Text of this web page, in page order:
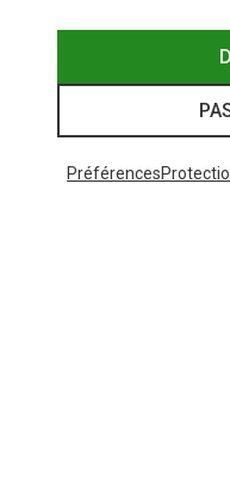
Préférences